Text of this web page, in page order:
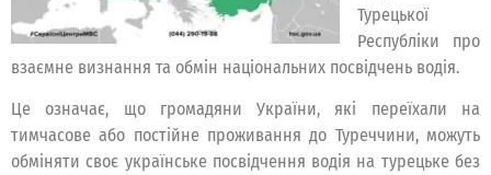
Турецької
Республіки про
взаємне визнання та обмін національних посвідчень водія.
Це означає, що громадяни України, які переїхали на
тимчасове або постійне проживання до Туреччини, можуть
обміняти своє українське посвідчення водія на турецьке без